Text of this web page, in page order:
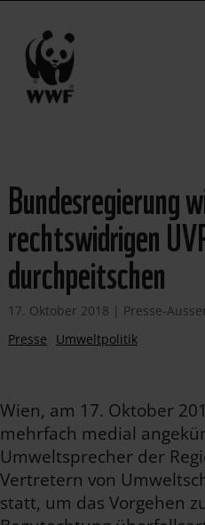
Bundesregierung
rechtswidrigen
durchpeitschen
17. Oktober 2018 | Presse-
Presse
Umweltpolitik
Wien, am 17. Oktober
mehrfach medial
Umweltsprecher der
Vertretern von
statt, um das Vorgehen